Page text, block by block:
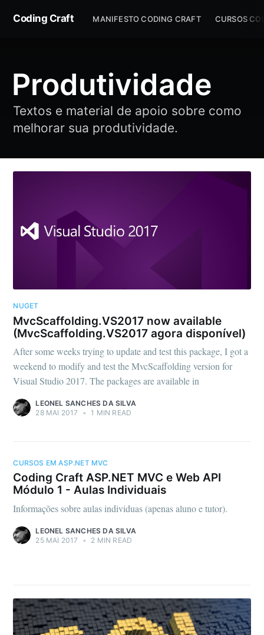
Coding Craft MANIFESTO CODING CRAFT CURSOS
Produtividade
Textos e material de apoio sobre como
melhorar sua produtividade.
NUGET
MvcScaffolding.VS2017 now available
(MvcScaffolding.VS2017 agora disponível)
After some weeks trying to update and test this package, I got a
weekend to modify and test the MvcScaffolding version for
Visual Studio 2017. The packages are available in
LEONEL SANCHES DA SILVA
28 MAI 2017
• 1 MIN READ
CURSOS EM ASP.NET MVC
Coding Craft ASP.NET MVC e Web API
Módulo 1 - Aulas Individuais
Informações sobre aulas individuas (apenas aluno e tutor).
LEONEL SANCHES DA SILVA
25 MAI 2017
• 2 MIN READ